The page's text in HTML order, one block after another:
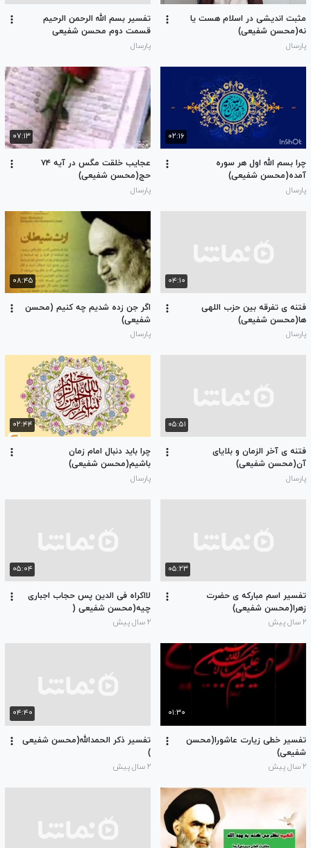
مثبت اندیشی در اسلام هست یا
نه(محسن شفیعی)
پارسال
تفسیر بسم الله الرحمن الرحیم
قسمت دوم محسن شفیعی
پارسال
۰۲:۱۶
چرا بسم الله اول هر سوره
آمده(محسن شفیعی)
پارسال
۰۷:۱۳
عجایب خلقت مگس در آیه ۷۴
حج(محسن شفیعی)
پارسال
۰۴:۱۰
فتنه ی تفرقه بین حزب اللهی
ها(محسن شفیعی)
پارسال
۰۸:۴۵
اگر جن زده شدیم چه کنیم (محسن
شفیعی)
پارسال
۰۵:۵۱
فتنه ی آخر الزمان و بلایای
آن(محسن شفیعی)
پارسال
۰۲:۴۴
چرا باید دنبال امام زمان
باشیم(محسن شفیعی)
پارسال
۰۵:۲۳
تفسیر اسم مبارکه ی حضرت
زهرا(محسن شفیعی)
۲ سال پیش
۰۵:۰۴
لااکراه فی الدین پس حجاب اجباری
چیه(محسن شفیعی (
۲ سال پیش
۰۱:۳۰
تفسیر خطی زیارت عاشورا(محسن
شفیعی)
۲ سال پیش
۰۴:۴۰
تفسیر ذکر الحمدالله(محسن شفیعی
)
۲ سال پیش